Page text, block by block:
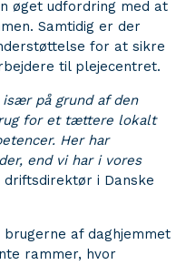
øget udfordring med at
Samtidig er der
for at sikre
til plejecentret.
på grund af den
for et tættere lokalt
Her har
end vi har i vores
i Danske
af daghjemmet
rammer, hvor